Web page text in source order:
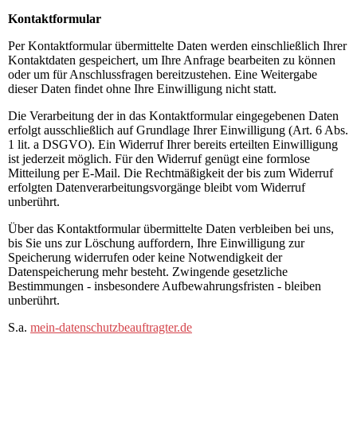
Kontaktformular
Per Kontaktformular übermittelte Daten werden einschließlich Ihrer
Kontaktdaten gespeichert, um Ihre Anfrage bearbeiten zu können
oder um für Anschlussfragen bereitzustehen. Eine Weitergabe
dieser Daten findet ohne Ihre Einwilligung nicht statt.
Die Verarbeitung der in das Kontaktformular eingegebenen Daten
erfolgt ausschließlich auf Grundlage Ihrer Einwilligung (Art. 6 Abs.
1 lit. a DSGVO). Ein Widerruf Ihrer bereits erteilten Einwilligung
ist jederzeit möglich. Für den Widerruf genügt eine formlose
Mitteilung per E-Mail. Die Rechtmäßigkeit der bis zum Widerruf
erfolgten Datenverarbeitungsvorgänge bleibt vom Widerruf
unberührt.
Über das Kontaktformular übermittelte Daten verbleiben bei uns,
bis Sie uns zur Löschung auffordern, Ihre Einwilligung zur
Speicherung widerrufen oder keine Notwendigkeit der
Datenspeicherung mehr besteht. Zwingende gesetzliche
Bestimmungen - insbesondere Aufbewahrungsfristen - bleiben
unberührt.
S.a. mein-datenschutzbeauftragter.de